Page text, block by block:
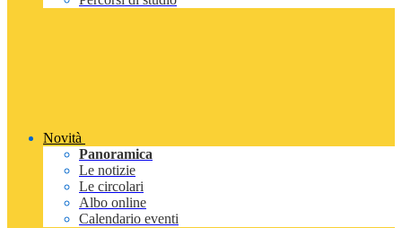
Novità
Panoramica
Le notizie
Le circolari
Albo online
Calendario eventi